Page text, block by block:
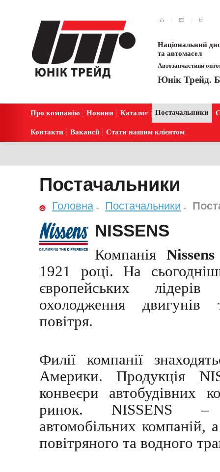
Національний
та автомасел
Автозапчастини
Юнік Трейд.
Про компанію Новини Каталог Постачальники
Контакти Вакансії Стати нашим клієнтом
Постачальники
Головна Постачальники
NISSENS
Компанія
1921 році. На
європейських
охолодження двигунів
повітря.
Филії компанії
Америки. Продукція
конвеєри автобудівних
ринок. NISSENS –
автомобільних компаній,
повітряного та водного